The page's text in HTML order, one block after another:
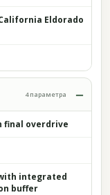
Eldorado
4 параметра
final overdrive
integrated
buffer